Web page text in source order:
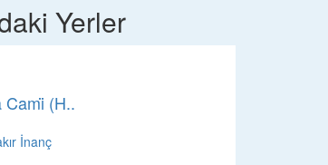
Yerler
Cami̇ (H..
İnanç